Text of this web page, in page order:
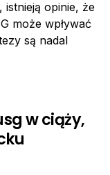
istnieją opinie, że
może wpływać
są nadal
w ciąży,